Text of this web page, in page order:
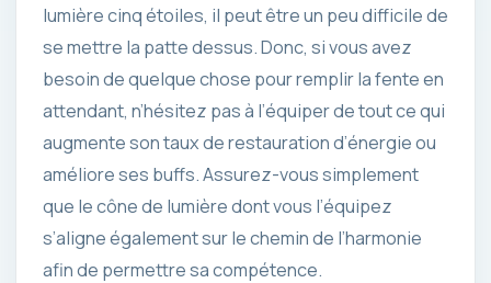
lumière cinq étoiles, il peut être un peu difficile de
se mettre la patte dessus. Donc, si vous avez
besoin de quelque chose pour remplir la fente en
attendant, n’hésitez pas à l’équiper de tout ce qui
augmente son taux de restauration d’énergie ou
améliore ses buffs. Assurez-vous simplement
que le cône de lumière dont vous l’équipez
s’aligne également sur le chemin de l’harmonie
afin de permettre sa compétence.